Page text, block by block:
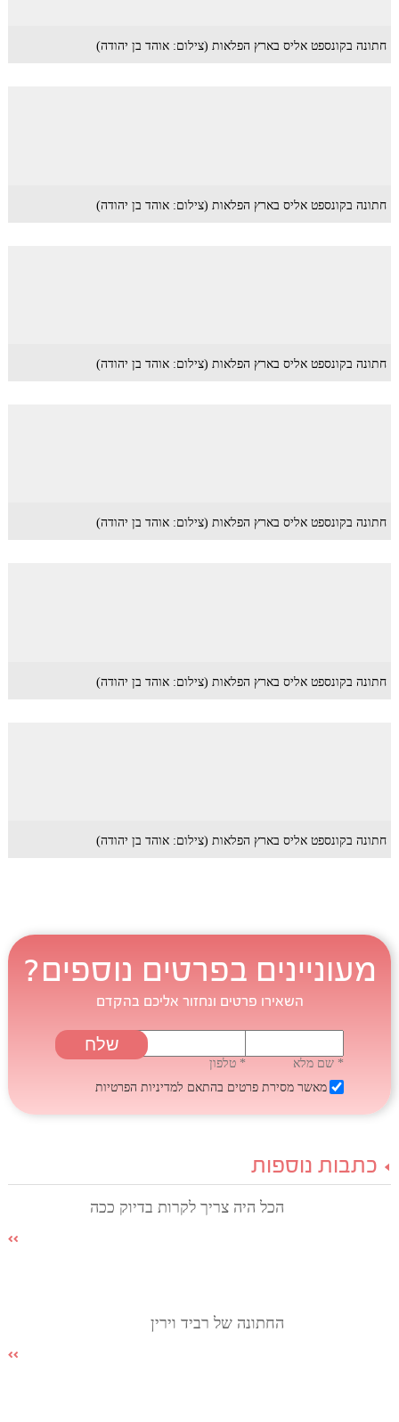
חתונה בקונספט אליס בארץ הפלאות (צילום: אוהד בן יהודה)
חתונה בקונספט אליס בארץ הפלאות (צילום: אוהד בן יהודה)
חתונה בקונספט אליס בארץ הפלאות (צילום: אוהד בן יהודה)
חתונה בקונספט אליס בארץ הפלאות (צילום: אוהד בן יהודה)
חתונה בקונספט אליס בארץ הפלאות (צילום: אוהד בן יהודה)
חתונה בקונספט אליס בארץ הפלאות (צילום: אוהד בן יהודה)
מעוניינים בפרטים נוספים?
השאירו פרטים ונחזור אליכם בהקדם
* שם מלא
* טלפון
מאשר מסירת פרטים בהתאם למדיניות הפרטיות
כתבות נוספות
הכל היה צריך לקרות בדיוק ככה
החתונה של רביד וירין